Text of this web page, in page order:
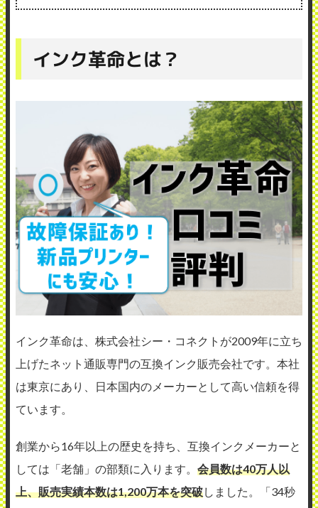
インク革命とは？
インク革命は、株式会社シー・コネクトが2009年に立ち
上げたネット通販専門の互換インク販売会社です。本社
は東京にあり、日本国内のメーカーとして高い信頼を得
ています。
創業から16年以上の歴史を持ち、互換インクメーカーと
しては「老舗」の部類に入ります。 会員数は40万人以
上、販売実績本数は1,200万本を突破しました。「34秒